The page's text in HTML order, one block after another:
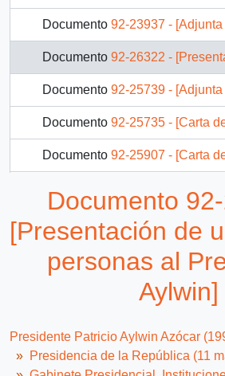
Documento 92-23937 - [Adjunta discurso leído en la Ceremonia con motivo del V
Documento 92-26322 - [Presentación de un grupo
Documento 92-25739 - [Adjunta folletos sobre
Documento 92-25735 - [Carta de los Alcaldes de la Provincia de Talagante dando a conocer su
Documento 92-25907 - [Carta de Jefe de Gabinete del Ministro de
Documento
[Presentación de
personas al
Aylwin]
Presidente Patricio Aylwin Azócar
Presidencia de la República (11